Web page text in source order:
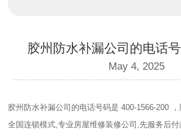
胶州防水补漏公司的电话
May 4, 2025
胶州防水补漏公司的电话号码是 400-1566-200
全国连锁模式,专业房屋维修装修公司,先服务后